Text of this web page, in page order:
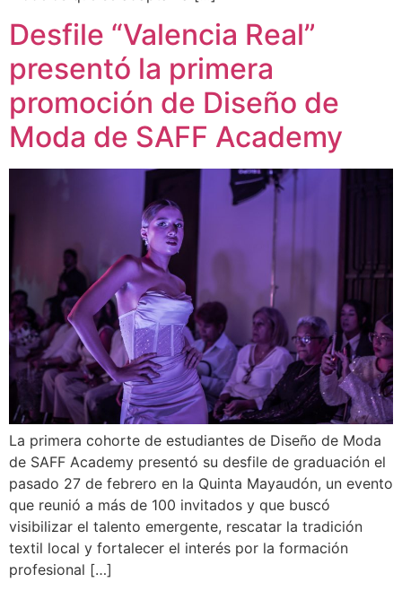
Desfile “Valencia Real”
presentó la primera
promoción de Diseño de
Moda de SAFF Academy
La primera cohorte de estudiantes de Diseño de Moda
de SAFF Academy presentó su desfile de graduación el
pasado 27 de febrero en la Quinta Mayaudón, un evento
que reunió a más de 100 invitados y que buscó
visibilizar el talento emergente, rescatar la tradición
textil local y fortalecer el interés por la formación
profesional […]